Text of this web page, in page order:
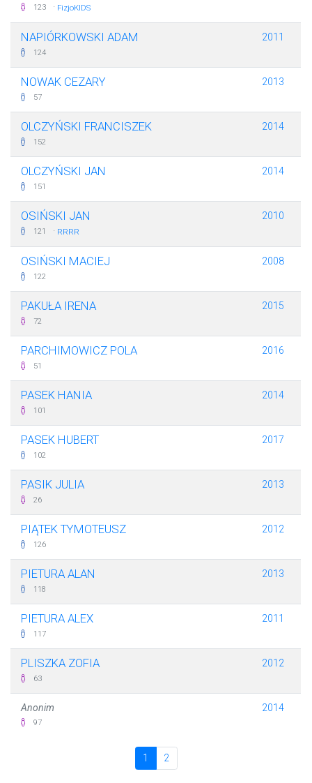
123 · FizjoKIDS
NAPIÓRKOWSKI ADAM
124
2011
NOWAK CEZARY
57
2013
OLCZYŃSKI FRANCISZEK
152
2014
OLCZYŃSKI JAN
151
2014
OSIŃSKI JAN
121 · RRRR
2010
OSIŃSKI MACIEJ
122
2008
PAKUŁA IRENA
72
2015
PARCHIMOWICZ POLA
51
2016
PASEK HANIA
101
2014
PASEK HUBERT
102
2017
PASIK JULIA
26
2013
PIĄTEK TYMOTEUSZ
126
2012
PIETURA ALAN
118
2013
PIETURA ALEX
117
2011
PLISZKA ZOFIA
63
2012
Anonim
97
2014
1 2